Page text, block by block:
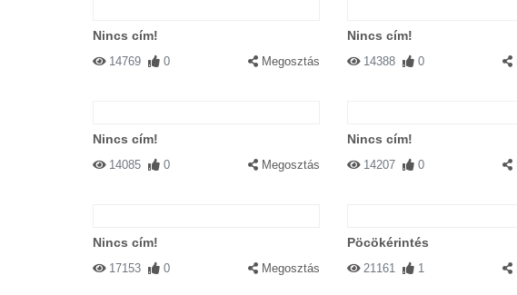
Nincs cím!
14769 0 Megosztás
Nincs cím!
14388 0
Nincs cím!
14085 0 Megosztás
Nincs cím!
14207 0
Nincs cím!
17153 0 Megosztás
Pöcökérintés
21161 1